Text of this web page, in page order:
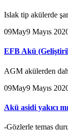
Islak tip akülerde
09May9 Mayıs
EFB Akü
AGM akülerden
09May9 Mayıs
Akü asidi yakıcı
-Gözlerle temas